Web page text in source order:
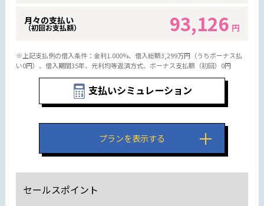
月々の支払い
（初回お支払額） 93,126 円
※上記支払例の借入条件：金利1.000%、借入総額3,299万円（うちボーナス払
い0円）、借入期間35年、元利均等返済方式、ボーナス支払額（初回）0円
支払いシミュレーション
プランを表示する
セールスポイント